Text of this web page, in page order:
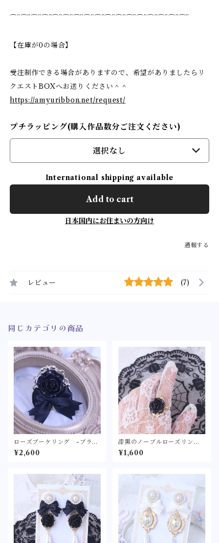
⌒¨⌒¨⌒¨⌒¨⌒¨⌒¨⌒¨⌒¨⌒¨⌒¨⌒¨⌒¨⌒¨⌒¨⌒¨⌒¨⌒¨
【在庫が0の場合】
受注制作できる場合がありますので、希望がありましたらリ
クエストBOXへお送りください＾＾
https://amyuribbon.net/request/
プチラッピング(購入作品数分ご注文ください)
選択なし
International shipping available
Add to cart
日本国内にお住まいの方向け
通報する
レビュー (7)
同じカテゴリの商品
ローズブーケリング -ブラッ
ク-
¥2,600
漆黒のノーブルローズリング -
ノーブルロココ- 〈ゴシックな
黒薔薇の指輪〉フリーサイズ
¥1,600